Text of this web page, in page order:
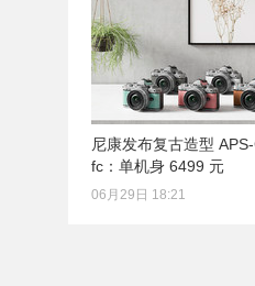
尼康发布复古造型
fc：单机身 6499 元
06月29日 18:21